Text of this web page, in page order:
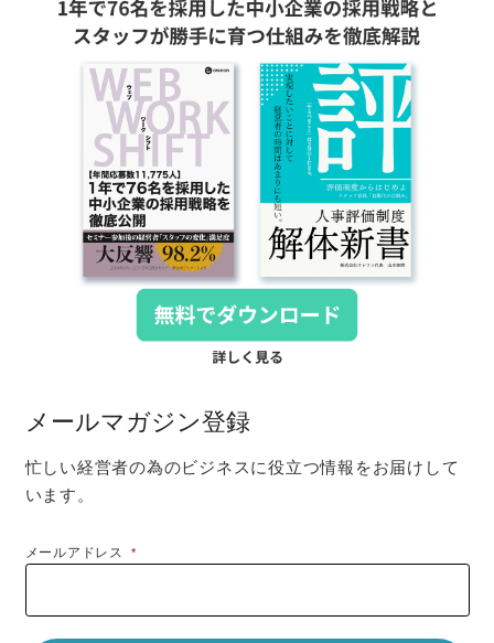
メールマガジン登録
忙しい経営者の為のビジネスに役立つ情報をお届けして
います。
メールアドレス*